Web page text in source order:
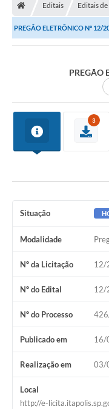
Carta de Serviços
Contato
Contratos
Vagas de Emprego - PAT
Plano Diretor
Planos de Tecnologia da
Itinerário do Transporte
Documentos
Distritos
Água de Qualidade
Gasoduto (Gás Natural)
Feriados Municipais
Bairros Rurais
História
Editais Editais
PREGÃO ELETRÔNICO Nº 12/
PREGÃO
3
Situação
Modalidade
Nº da Licitação 12/
Nº do Edital 12/
Nº do Processo
Publicado em 16/
Realização em 03/
Local
http://e-